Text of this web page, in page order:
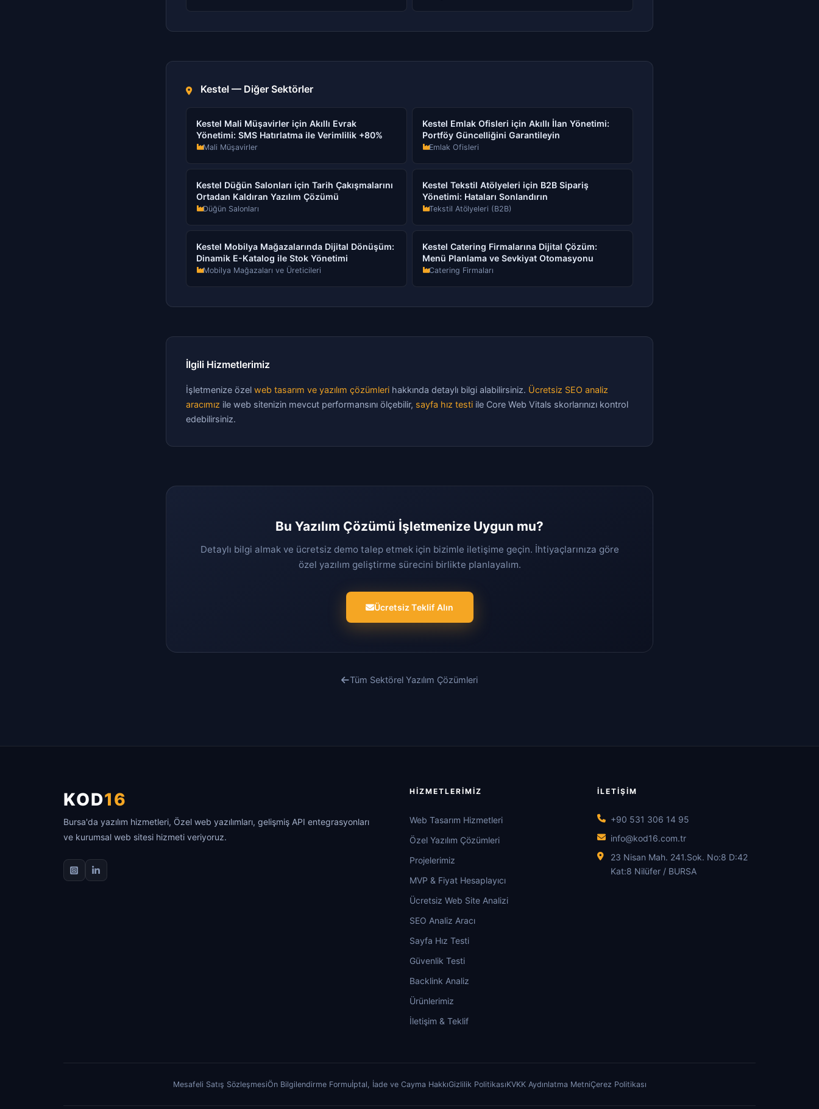
Kestel — Diğer Sektörler
Kestel Mali Müşavirler için Akıllı Evrak
Yönetimi: SMS Hatırlatma ile Verimlilik +80%
Mali Müşavirler
Kestel Emlak Ofisleri için Akıllı İlan Yönetimi:
Portföy Güncelliğini Garantileyin
Emlak Ofisleri
Kestel Düğün Salonları için Tarih Çakışmalarını
Ortadan Kaldıran Yazılım Çözümü
Düğün Salonları
Kestel Tekstil Atölyeleri için B2B Sipariş
Yönetimi: Hataları Sonlandırın
Tekstil Atölyeleri (B2B)
Kestel Mobilya Mağazalarında Dijital Dönüşüm:
Dinamik E-Katalog ile Stok Yönetimi
Mobilya Mağazaları ve Üreticileri
Kestel Catering Firmalarına Dijital Çözüm:
Menü Planlama ve Sevkiyat Otomasyonu
Catering Firmaları
İlgili Hizmetlerimiz
İşletmenize özel web tasarım ve yazılım çözümleri hakkında detaylı bilgi alabilirsiniz. Ücretsiz SEO analiz
aracımız ile web sitenizin mevcut performansını ölçebilir, sayfa hız testi ile Core Web Vitals skorlarınızı kontrol
edebilirsiniz.
Bu Yazılım Çözümü İşletmenize Uygun mu?
Detaylı bilgi almak ve ücretsiz demo talep etmek için bizimle iletişime geçin. İhtiyaçlarınıza göre
özel yazılım geliştirme sürecini birlikte planlayalım.
Ücretsiz Teklif Alın
Tüm Sektörel Yazılım Çözümleri
KOD16
Bursa'da yazılım hizmetleri, Özel web yazılımları, gelişmiş API entegrasyonları
ve kurumsal web sitesi hizmeti veriyoruz.
HIZMETLERIMIZ
Web Tasarım Hizmetleri
Özel Yazılım Çözümleri
Projelerimiz
MVP & Fiyat Hesaplayıcı
Ücretsiz Web Site Analizi
SEO Analiz Aracı
Sayfa Hız Testi
Güvenlik Testi
Backlink Analiz
Ürünlerimiz
İletişim & Teklif
İLETIŞIM
+90 531 306 14 95
info@kod16.com.tr
23 Nisan Mah. 241.Sok. No:8 D:42
Kat:8 Nilüfer / BURSA
Mesafeli Satış SözleşmesiÖn Bilgilendirme Formuİptal, İade ve Cayma HakkıGizlilik PolitikasıKVKK Aydınlatma MetniÇerez Politikası